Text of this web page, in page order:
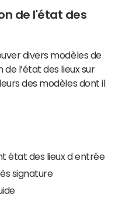
de l'état des
divers modèles de
l’état des lieux sur
des modèles dont il
état des lieux d entrée
signature